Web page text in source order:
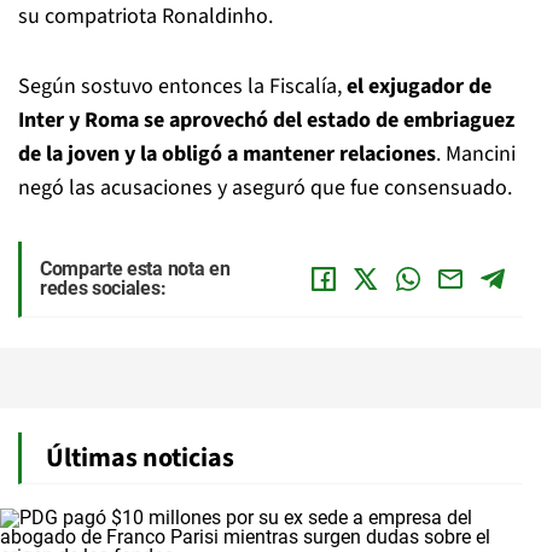
su compatriota Ronaldinho.
Según sostuvo entonces la Fiscalía,el exjugador de
Inter y Roma se aprovechó del estado de embriaguez
de la joven y la obligó a mantener relaciones. Mancini
negó las acusaciones y aseguró que fue consensuado.
Comparte esta nota en
redes sociales:
Últimas noticias